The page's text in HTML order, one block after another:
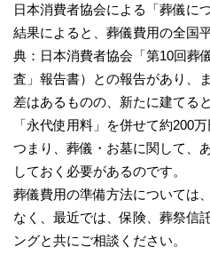
日本消費者協会による「葬儀に
結果によると、葬儀費用の全国
典：日本消費者協会「第10回葬
査」報告書）との報告があり、
差はあるものの、新たに建てる
「永代使用料」を併せて約200
つまり、葬儀・お墓に関して、
しておく必要があるのです。
葬儀費用の準備方法については
なく、最近では、保険、葬祭信
ングと共にご相談ください。